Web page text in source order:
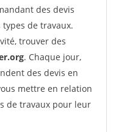
des devis
de travaux.
trouver des
. Chaque jour,
des devis en
mettre en relation
de travaux pour leur